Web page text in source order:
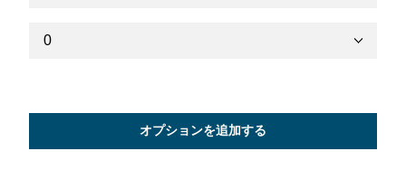
オプションを追加する